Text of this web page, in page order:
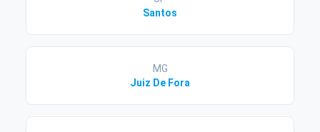
Santos
MG
Juiz De Fora